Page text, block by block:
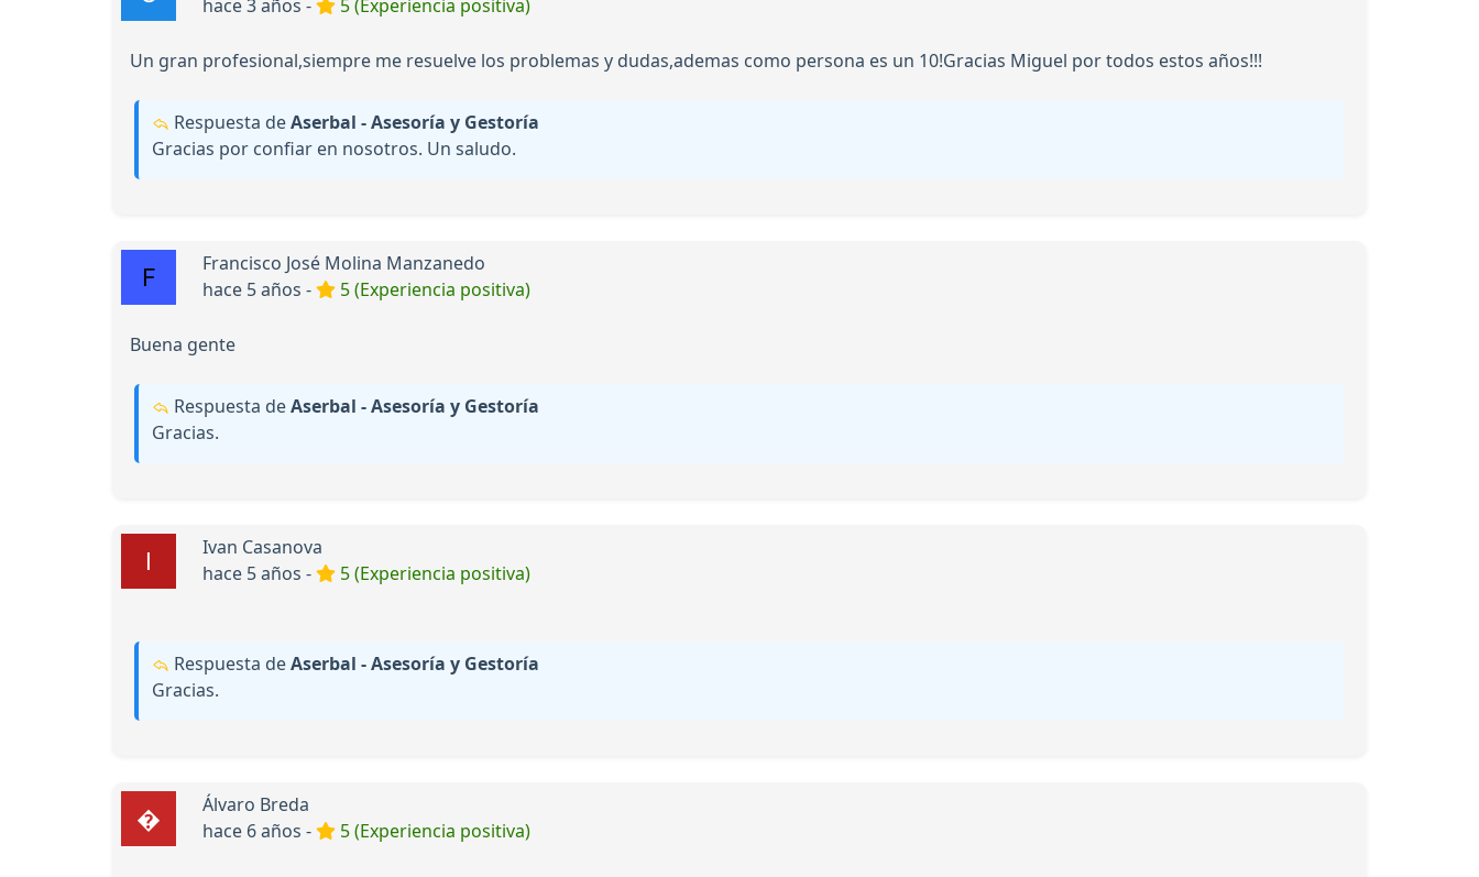
hace 3 años -
5 (Experiencia positiva)
Un gran profesional,siempre me resuelve los problemas y dudas,ademas como persona es un 10!Gracias Miguel por todos estos años!!!
Respuesta deAserbal - Asesoría y Gestoría
Gracias por confiar en nosotros. Un saludo.
Francisco José Molina Manzanedo
hace 5 años -
5 (Experiencia positiva)
Buena gente
Respuesta deAserbal - Asesoría y Gestoría
Gracias.
Ivan Casanova
hace 5 años -
5 (Experiencia positiva)
Respuesta deAserbal - Asesoría y Gestoría
Gracias.
Álvaro Breda
hace 6 años -
5 (Experiencia positiva)